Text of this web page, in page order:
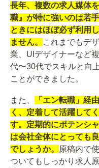
長年、複数の求人媒体
職』が特に強いのは若
ときにはほぼ必ず利用
ません。
これまでもデ
業、UIデザイナーなど
代〜30代でスキルと向
ことができました。
また、
「エン転職」経
く、定着して活躍して
す。定期的にポテンシ
は会社全体にとっても
でしょうか。
原稿内で
ついてもしっかり求人